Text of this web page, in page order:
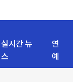
실시간 뉴
스
연
예